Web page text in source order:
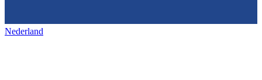
Nederland